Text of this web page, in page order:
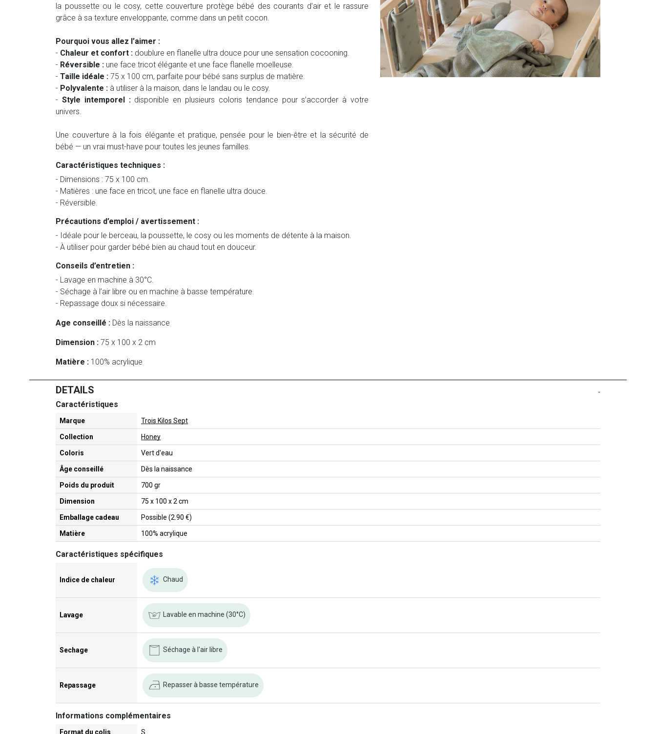
la poussette ou le cosy, cette couverture protège bébé des courants d’air et le rassure
grâce à sa texture enveloppante, comme dans un petit cocon.
Pourquoi vous allez l’aimer :
- Chaleur et confort : doublure en flanelle ultra douce pour une sensation cocooning.
- Réversible : une face tricot élégante et une face flanelle moelleuse.
- Taille idéale : 75 x 100 cm, parfaite pour bébé sans surplus de matière.
- Polyvalente : à utiliser à la maison, dans le landau ou le cosy.
- Style intemporel :disponible en plusieurs coloris tendance pour s’accorder à votre
univers.
Une couverture à la fois élégante et pratique, pensée pour le bien-être et la sécurité de
bébé — un vrai must-have pour toutes les jeunes familles.
Caractéristiques techniques :
- Dimensions : 75 x 100 cm.
- Matières : une face en tricot, une face en flanelle ultra douce.
- Réversible.
Précautions d’emploi / avertissement :
- Idéale pour le berceau, la poussette, le cosy ou les moments de détente à la maison.
- À utiliser pour garder bébé bien au chaud tout en douceur.
Conseils d’entretien :
- Lavage en machine à 30°C.
- Séchage à l’air libre ou en machine à basse température.
- Repassage doux si nécessaire.
Age conseillé : Dès la naissance
Dimension : 75 x 100 x 2 cm
Matière : 100% acrylique
DETAILS -
Caractéristiques
Marque Trois Kilos Sept
Collection Honey
Coloris Vert d'eau
Âge conseillé Dès la naissance
Poids du produit 700 gr
Dimension 75 x 100 x 2 cm
Emballage cadeau Possible (2.90 €)
Matière 100% acrylique
Caractéristiques spécifiques
Indice de chaleur Chaud
Lavage Lavable en machine (30°C)
Sechage Séchage à l'air libre
Repassage Repasser à basse température
Informations complémentaires
Format du colis S